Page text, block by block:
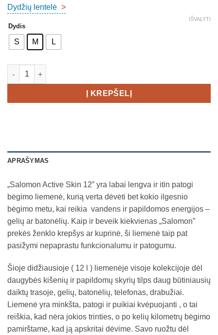
Dydžių lentelė >
Dydis
S M L
IŠVALYTI
produkto kiekis: Salomon Active Skin 12 Set Unisex
Į KREPŠELĮ
APRAŠYMAS
„Salomon Active Skin 12” yra labai lengva ir itin patogi
bėgimo liemenė, kurią verta dėvėti bet kokio ilgesnio
bėgimo metu, kai reikia vandens ir papildomos energijos –
gelių ar batonėlių. Kaip ir beveik kiekvienas „Salomon”
prekės ženklo krepšys ar kuprinė, ši liemenė taip pat
pasižymi nepaprastu funkcionalumu ir patogumu.
Šioje didžiausioje ( 12 l ) liemenėje visoje kolekcijoje dėl
daugybės kišenių ir papildomų skyrių tilps daug būtiniausių
daiktų trasoje, gelių, batonėlių, telefonas, drabužiai.
Liemenė yra minkšta, patogi ir puikiai kvėpuojanti , o tai
reiškia, kad nėra jokios trinties, o po kelių kilometrų bėgimo
pamirštame, kad ją apskritai dėvime. Savo ruožtu dėl